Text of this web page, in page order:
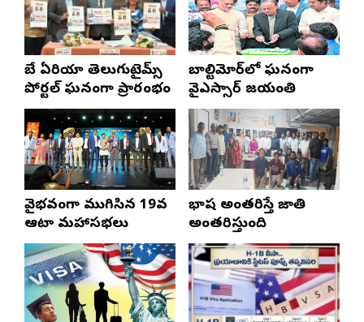
బే ఏరియా తెలుగుటైమ్స్
పోర్టల్ ఘనంగా ప్రారంభం
బాల్టిమోర్‌లో ఘనంగా
వైఎస్సార్‌ జయంతి
వైభవంగా ముగిసిన 19వ
ఆటా మహాసభలు
భాష అంతరిస్తే జాతి
అంతరిస్తుంది